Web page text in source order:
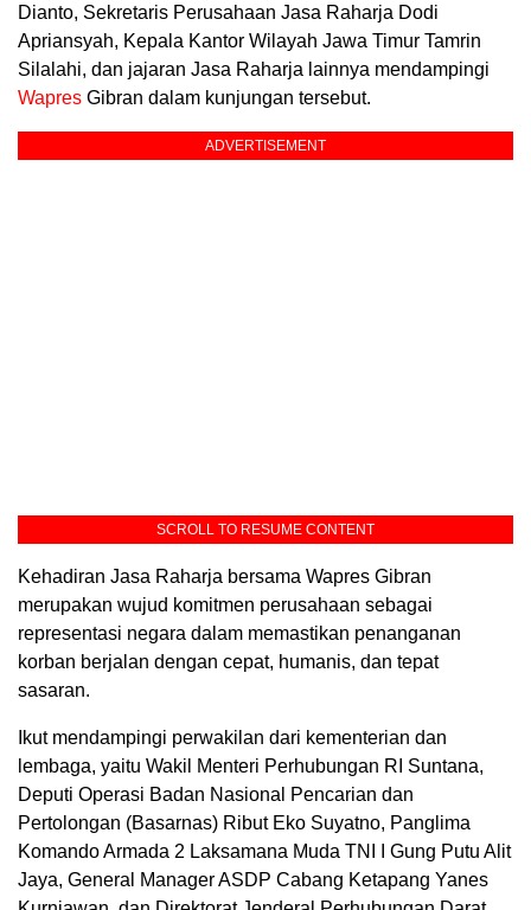
Dianto, Sekretaris Perusahaan Jasa Raharja Dodi
Apriansyah, Kepala Kantor Wilayah Jawa Timur Tamrin
Silalahi, dan jajaran Jasa Raharja lainnya mendampingi
Wapres Gibran dalam kunjungan tersebut.
ADVERTISEMENT
SCROLL TO RESUME CONTENT
Kehadiran Jasa Raharja bersama Wapres Gibran
merupakan wujud komitmen perusahaan sebagai
representasi negara dalam memastikan penanganan
korban berjalan dengan cepat, humanis, dan tepat
sasaran.
Ikut mendampingi perwakilan dari kementerian dan
lembaga, yaitu Wakil Menteri Perhubungan RI Suntana,
Deputi Operasi Badan Nasional Pencarian dan
Pertolongan (Basarnas) Ribut Eko Suyatno, Panglima
Komando Armada 2 Laksamana Muda TNI I Gung Putu Alit
Jaya, General Manager ASDP Cabang Ketapang Yanes